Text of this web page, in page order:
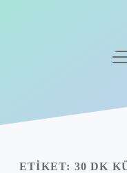
Yasal Uyarı
ETIKET: 30 DK